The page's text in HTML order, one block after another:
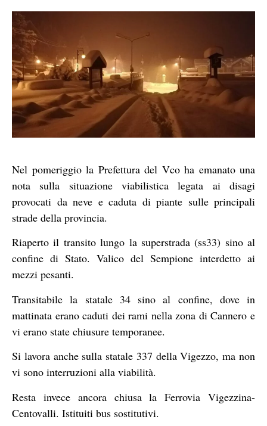
Nel pomeriggio la Prefettura del Vco ha emanato una
nota sulla situazione viabilistica legata ai disagi
provocati da neve e caduta di piante sulle principali
strade della provincia.
Riaperto il transito lungo la superstrada (ss33) sino al
confine di Stato. Valico del Sempione interdetto ai
mezzi pesanti.
Transitabile la statale 34 sino al confine, dove in
mattinata erano caduti dei rami nella zona di Cannero e
vi erano state chiusure temporanee.
Si lavora anche sulla statale 337 della Vigezzo, ma non
vi sono interruzioni alla viabilità.
Resta invece ancora chiusa la Ferrovia Vigezzina-
Centovalli. Istituiti bus sostitutivi.